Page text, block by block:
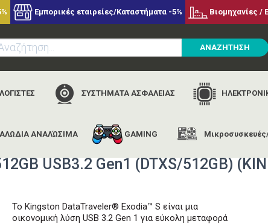
Εμπορικές εταιρείες/Καταστήματα -5% Βιομηχανίες /
ΑΝΑΖΗΤΗΣΗ
ΣΥΣΤΗΜΑΤΑ ΑΣΦΑΛΕΙΑΣ
ΑΝΑΛΏΣΙΜΑ GAMING
kingston data traveler exodia s 512gb usb3.2 gen1 (dtxs/
USB3.2 Gen1 (DTXS/512GB)
Το Kingston DataTraveler® Exodia™ S είναι μια
οικονομική λύση USB 3.2 Gen 1 για εύκολη μεταφορά